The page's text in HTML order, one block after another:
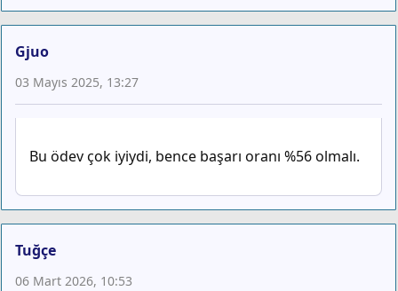
Gjuo
03 Mayıs 2025, 13:27
Bu ödev çok iyiydi, bence başarı oranı %56 olmalı.
Tuğçe
06 Mart 2026, 10:53